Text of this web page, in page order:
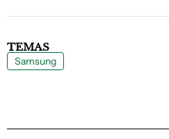
TEMAS
Samsung